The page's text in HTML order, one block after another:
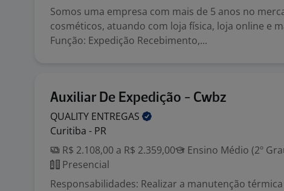
Somos uma empresa com mais de 5 anos no
cosméticos, atuando com loja física, loja online e
Função: Expedição Recebimento,...
Auxiliar De Expedição - Cwbz
QUALITY ENTREGAS
Curitiba - PR
R$ 2.108,00 a R$ 2.359,00
Ensino Médio (2º
Presencial
Responsabilidades: Realizar a manutenção